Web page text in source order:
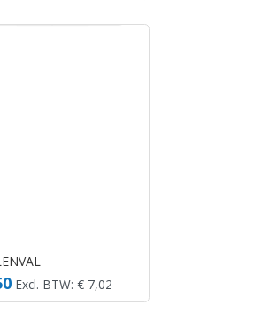
Excl. BTW: € 7,02